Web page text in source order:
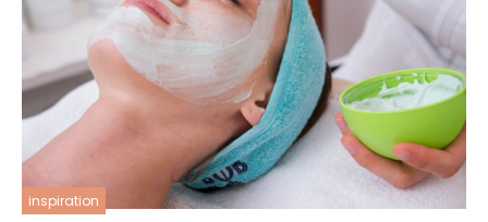
inspiration